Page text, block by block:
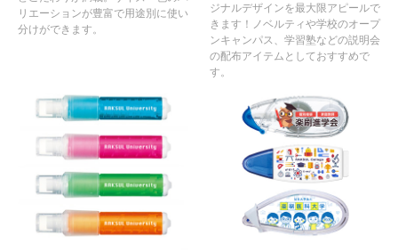
リエーションが豊富で用途別に使い
分けができます。
ジナルデザインを最大限アピールで
きます！ノベルティや学校のオープ
ンキャンパス、学習塾などの説明会
の配布アイテムとしておすすめで
す。